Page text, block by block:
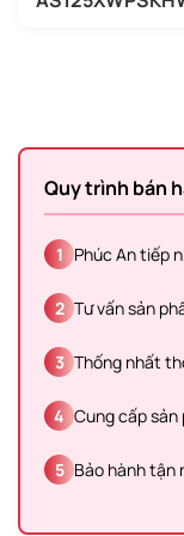
Quy trình bán
1 Phúc An tiếp
2 Tư vấn sản
3 Thống nhất
4 Cung cấp
5 Bảo hành tận